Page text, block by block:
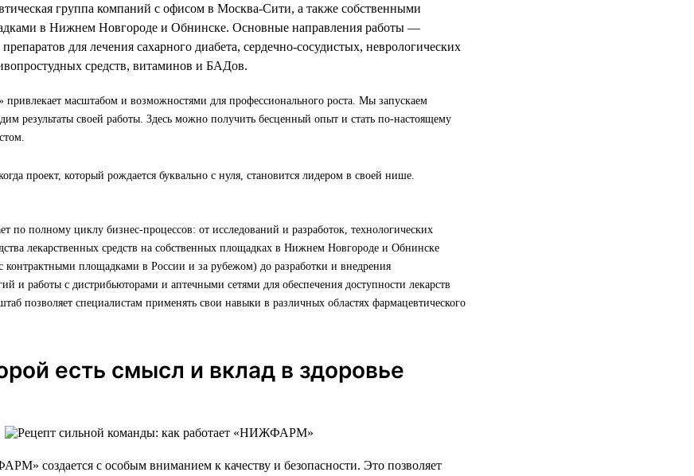
группа компаний с офисом в Москва-Сити, а также собственными
в Нижнем Новгороде и Обнинске. Основные направления работы —
для лечения сахарного диабета, сердечно-сосудистых, неврологических
средств, витаминов и БАДов.
масштабом и возможностями для профессионального роста. Мы запускаем
результаты своей работы. Здесь можно получить бесценный опыт и стать по-настоящему
проект, который рождается буквально с нуля, становится лидером в своей нише.
по полному циклу бизнес-процессов: от исследований и разработок, технологических
лекарственных средств на собственных площадках в Нижнем Новгороде и Обнинске
контрактными площадками в России и за рубежом) до разработки и внедрения
и работы с дистрибьюторами и аптечными сетями для обеспечения доступности лекарств
позволяет специалистам применять свои навыки в различных областях фармацевтического
есть смысл и вклад в здоровье
создается с особым вниманием к качеству и безопасности. Это позволяет